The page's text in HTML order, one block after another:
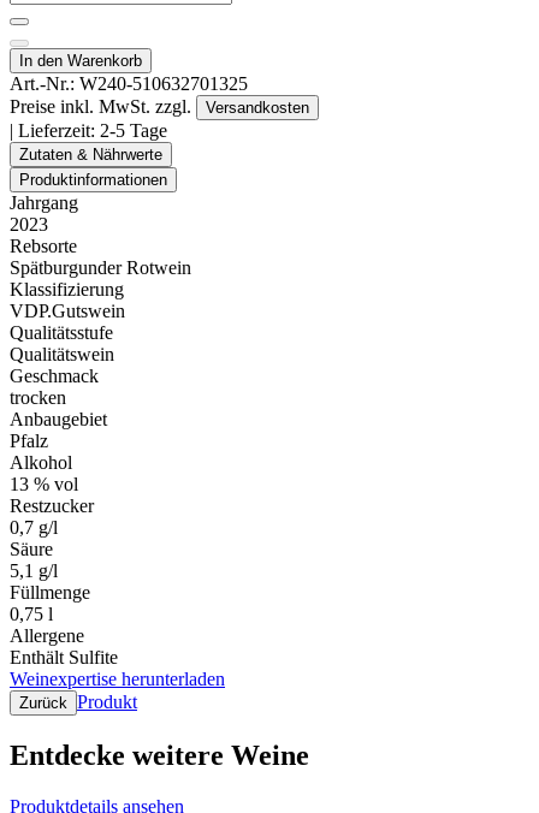
In den Warenkorb
Art.-Nr.: W240-510632701325
Preise inkl. MwSt. zzgl.
Versandkosten
| Lieferzeit: 2-5 Tage
Zutaten & Nährwerte
Produktinformationen
Jahrgang
2023
Rebsorte
Spätburgunder Rotwein
Klassifizierung
VDP.Gutswein
Qualitätsstufe
Qualitätswein
Geschmack
trocken
Anbaugebiet
Pfalz
Alkohol
13 % vol
Restzucker
0,7 g/l
Säure
5,1 g/l
Füllmenge
0,75 l
Allergene
Enthält Sulfite
Weinexpertise herunterladen
Zurück Produkt
Entdecke weitere Weine
Produktdetails ansehen